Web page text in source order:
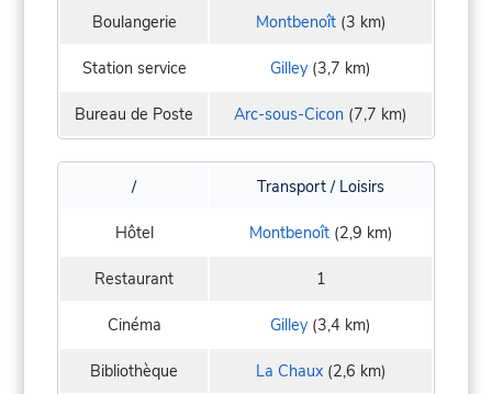
Boulangerie Montbenoît(3 km)
Station service Gilley (3,7 km)
Bureau de Poste Arc-sous-Cicon (7,7 km)
/ Transport / Loisirs
Hôtel Montbenoît(2,9 km)
Restaurant 1
Cinéma Gilley (3,4 km)
Bibliothèque La Chaux(2,6 km)